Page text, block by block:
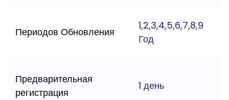
Периодов Обновления
1,2,3,4,5,6,7,8,9
Год
Предварительная
регистрация
1 день